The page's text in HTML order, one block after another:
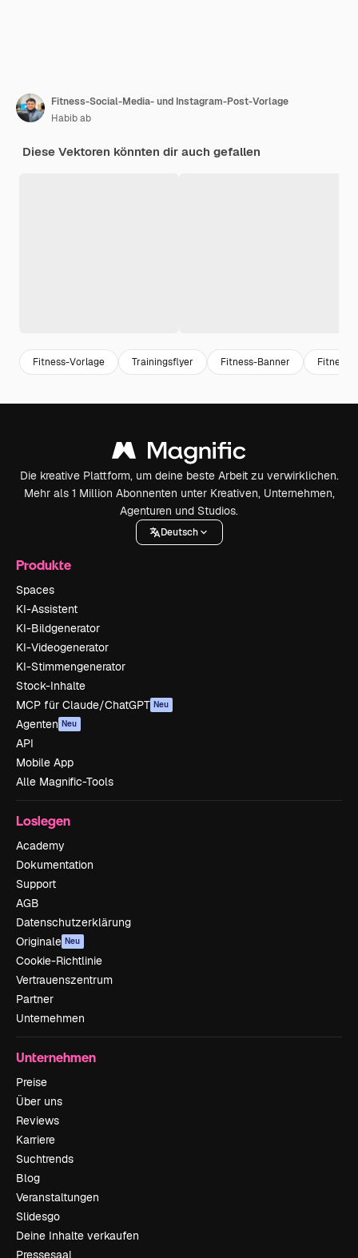
Fitness-Social-Media- und Instagram-Post-Vorlage
Habib ab
Diese Vektoren könnten dir auch gefallen
Fitness-Vorlage Trainingsflyer Fitness-Banner Fitness-
Die kreative Plattform, um deine beste Arbeit zu verwirklichen.
Mehr als 1 Million Abonnenten unter Kreativen, Unternehmen,
Agenturen und Studios.
Deutsch
Produkte
Spaces
KI-Assistent
KI-Bildgenerator
KI-Videogenerator
KI-Stimmengenerator
Stock-Inhalte
MCP für Claude/ChatGPT Neu
Agenten Neu
API
Mobile App
Alle Magnific-Tools
Loslegen
Academy
Dokumentation
Support
AGB
Datenschutzerklärung
Originale Neu
Cookie-Richtlinie
Vertrauenszentrum
Partner
Unternehmen
Unternehmen
Preise
Über uns
Reviews
Karriere
Suchtrends
Blog
Veranstaltungen
Slidesgo
Deine Inhalte verkaufen
Pressesaal